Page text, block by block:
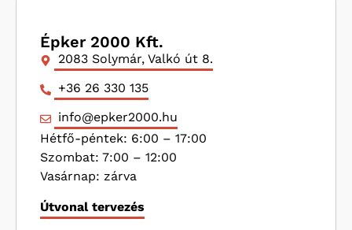
Épker 2000 Kft.
2083 Solymár, Valkó út 8.
+36 26 330 135
info@epker2000.hu
Hétfő-péntek: 6:00 – 17:00
Szombat: 7:00 – 12:00
Vasárnap: zárva
Útvonal tervezés